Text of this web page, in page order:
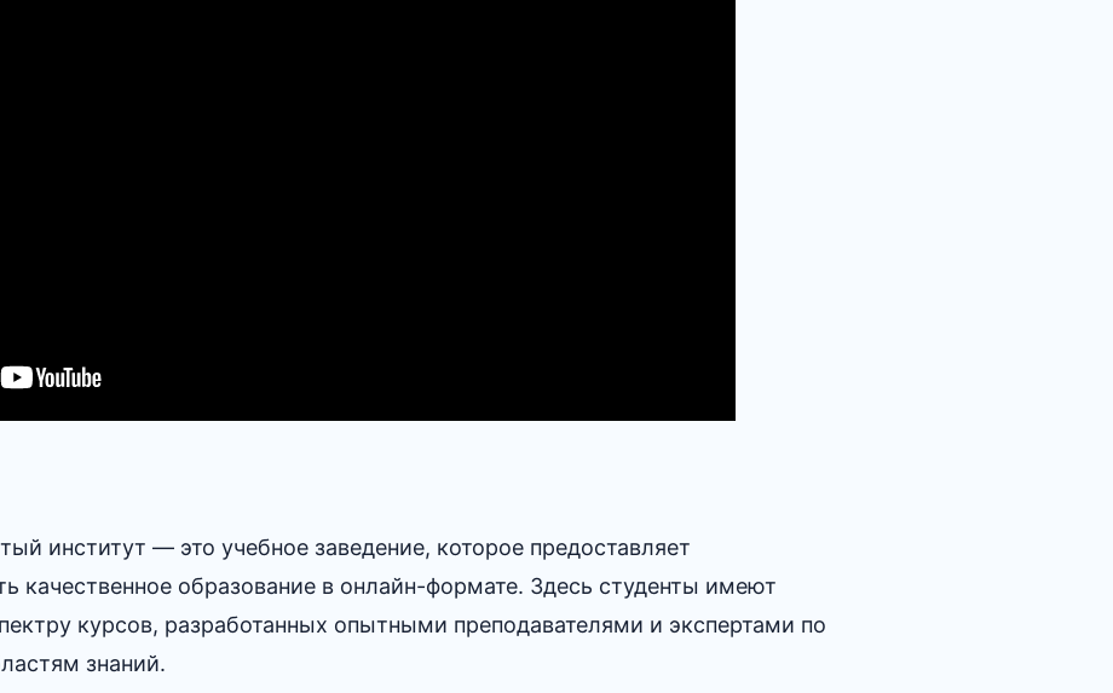
институт ― это учебное заведение, которое предоставляет
качественное образование в онлайн-формате.​ Здесь студенты имеют
курсов, разработанных опытными преподавателями и экспертами по
знаний.​